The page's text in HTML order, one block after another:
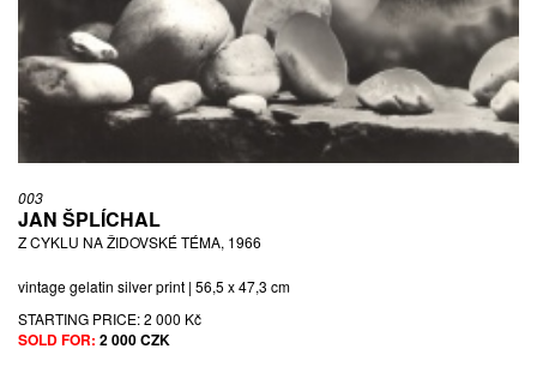
003
JAN ŠPLÍCHAL
Z CYKLU NA ŽIDOVSKÉ TÉMA, 1966
vintage gelatin silver print | 56,5 x 47,3 cm
STARTING PRICE:2 000 Kč
SOLD FOR: 2 000 CZK